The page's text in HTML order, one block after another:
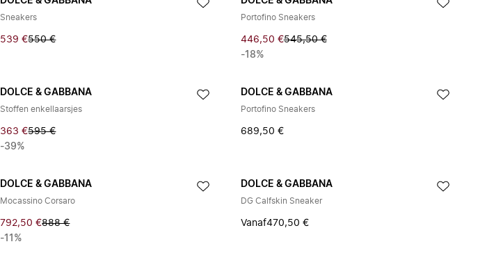
Sneakers
539 €550 €
Portofino Sneakers
446,50 €545,50 €
-18%
DOLCE & GABBANA
Stoffen enkellaarsjes
363 €595 €
-39%
DOLCE & GABBANA
Portofino Sneakers
689,50 €
DOLCE & GABBANA
Mocassino Corsaro
792,50 €888 €
-11%
DOLCE & GABBANA
DG Calfskin Sneaker
Vanaf470,50 €